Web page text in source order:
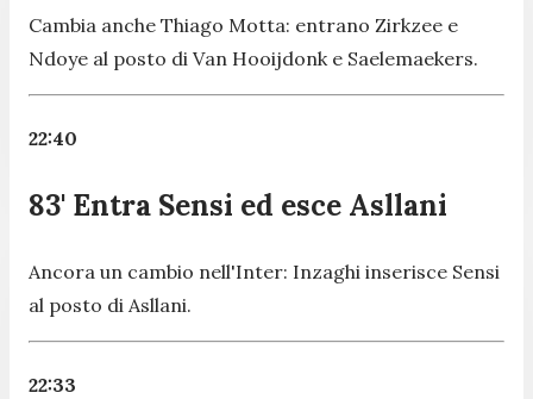
Cambia anche Thiago Motta: entrano Zirkzee e
Ndoye al posto di Van Hooijdonk e Saelemaekers.
22:40
83' Entra Sensi ed esce Asllani
Ancora un cambio nell'Inter: Inzaghi inserisce Sensi
al posto di Asllani.
22:33